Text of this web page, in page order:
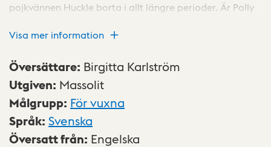
pojkvännen Huckle borta i allt längre perioder. Är Polly
Visa mer information
Översättare: Birgitta Karlström
Utgiven: Massolit
Målgrupp: För vuxna
Språk: Svenska
Översatt från: Engelska